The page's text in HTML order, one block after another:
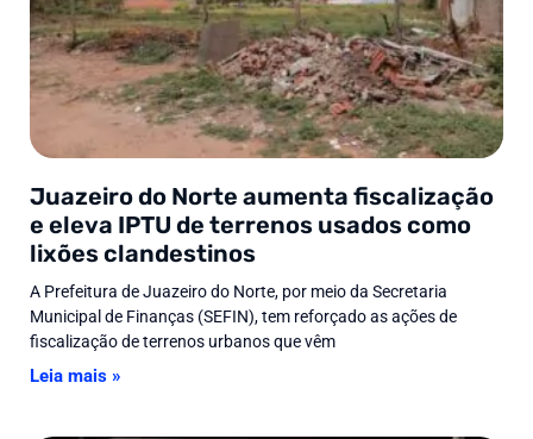
Juazeiro do Norte aumenta fiscalização
e eleva IPTU de terrenos usados como
lixões clandestinos
A Prefeitura de Juazeiro do Norte, por meio da Secretaria
Municipal de Finanças (SEFIN), tem reforçado as ações de
fiscalização de terrenos urbanos que vêm
Leia mais »